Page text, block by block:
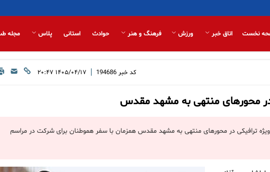
نخست اتاق خبر ورزش فرهنگ و هنر حوادث استانی پلاس مجله
کد خبر 194686
| ۱۴۰۵/۰۴/۱۷ ۲۰:۴۷
محورهای منتهی به مشهد مقدس
ترافیکی در محورهای منتهی به مشهد مقدس همزمان با سفر هموطنان برای شرکت در مراسم